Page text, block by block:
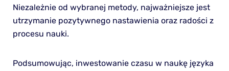
Niezależnie od wybranej metody, najważniejsze jest
utrzymanie pozytywnego nastawienia oraz radości z
procesu nauki.
Podsumowując, inwestowanie czasu w naukę języka